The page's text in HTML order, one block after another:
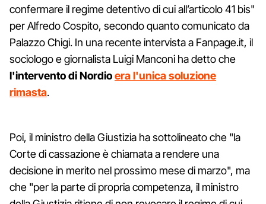
confermare il regime detentivo di cui all’articolo 41 bis"
per Alfredo Cospito, secondo quanto comunicato da
Palazzo Chigi. In una recente intervista a Fanpage.it, il
sociologo e giornalista Luigi Manconi ha detto che
l'intervento di Nordioera l'unica soluzione
rimasta.
Poi, il ministro della Giustizia ha sottolineato che "la
Corte di cassazione è chiamata a rendere una
decisione in merito nel prossimo mese di marzo", ma
che "per la parte di propria competenza, il ministro